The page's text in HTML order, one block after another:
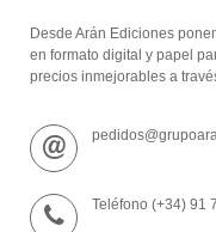
Desde Arán Ediciones
en formato digital y papel
precios inmejorables a
Teléfono (+34) 91